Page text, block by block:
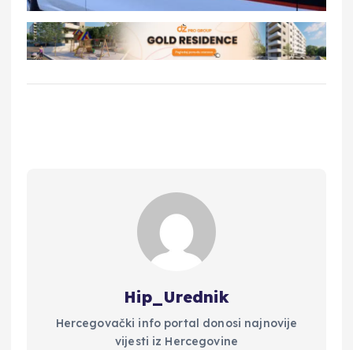
Hip_Urednik
Hercegovački info portal donosi najnovije
vijesti iz Hercegovine